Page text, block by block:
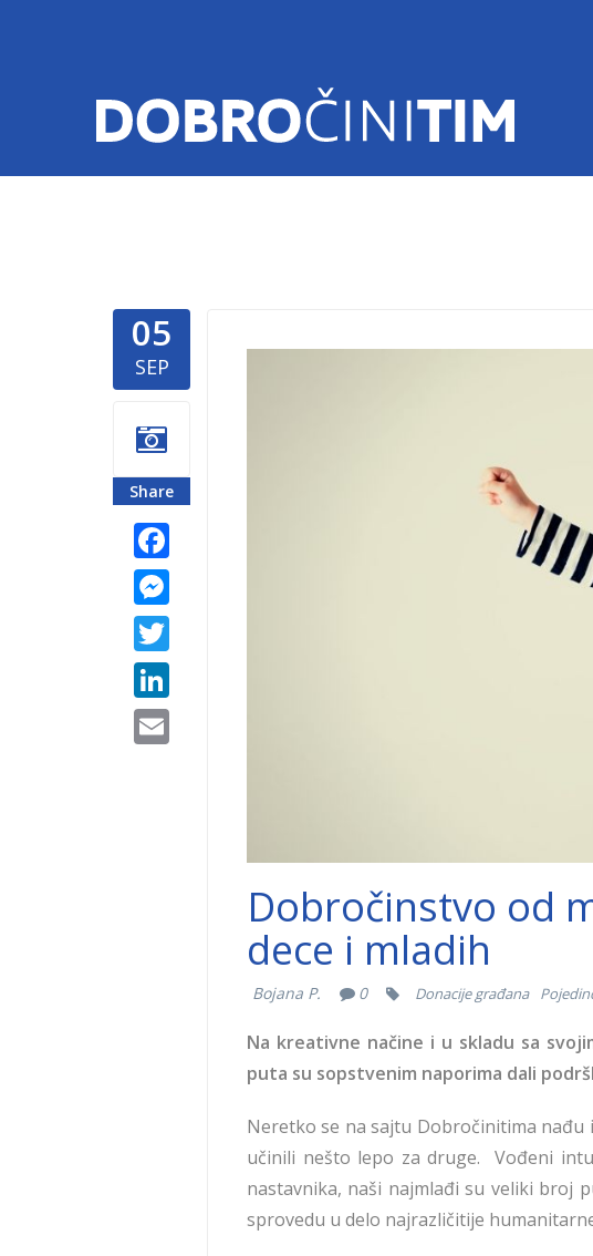
05
SEP
Share
Dobročinstvo od
dece i mladih
Bojana P. 0 Donacije građana
Na kreativne načine i u skladu sa
puta su sopstvenim naporima dali
Neretko se na sajtu Dobročinitima
učinili nešto lepo za druge. Vođeni
nastavnika, naši najmlađi su veliki broj
sprovedu u delo najrazličitije